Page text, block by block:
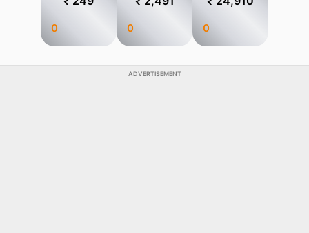
0 0 0
ADVERTISEMENT